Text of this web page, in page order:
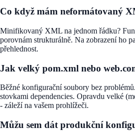
Co když mám neformátovaný
Minifikovaný XML na jednom řádku?
porovnám strukturálně. Na zobrazení ho
přehlednost.
Jak velký pom.xml nebo
Běžné konfigurační soubory bez
stovkami dependencies. Opravdu velké
- záleží na vašem prohlížeči.
Můžu sem dát produkční